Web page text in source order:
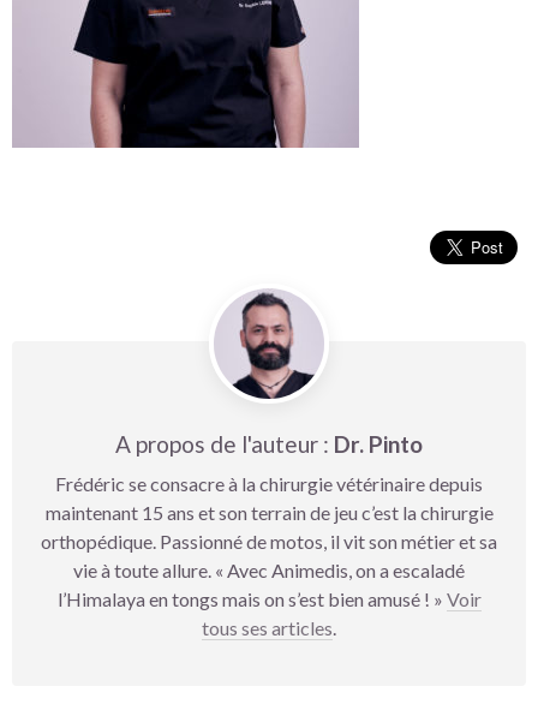
A propos de l'auteur : Dr. Pinto
Frédéric se consacre à la chirurgie vétérinaire depuis
maintenant 15 ans et son terrain de jeu c’est la chirurgie
orthopédique. Passionné de motos, il vit son métier et sa
vie à toute allure. « Avec Animedis, on a escaladé
l’Himalaya en tongs mais on s’est bien amusé ! » Voir
tous ses articles.